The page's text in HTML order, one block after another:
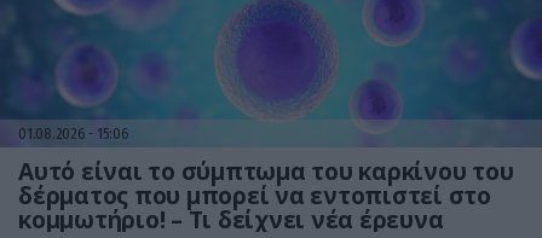
01.08.2026 15:06
Αυτό είναι το σύμπτωμα του καρκίνου του
δέρματος που μπορεί να εντοπιστεί στο
κομμωτήριο! – Τι δείχνει νέα έρευνα